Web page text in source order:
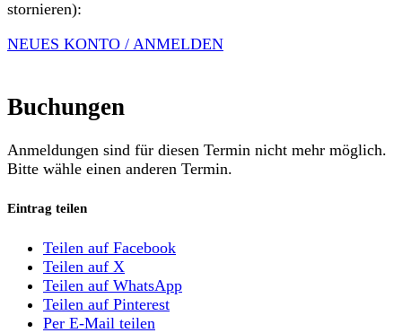
stornieren):
NEUES KONTO / ANMELDEN
Buchungen
Anmeldungen sind für diesen Termin nicht mehr möglich.
Bitte wähle einen anderen Termin.
Eintrag teilen
Teilen auf Facebook
Teilen auf X
Teilen auf WhatsApp
Teilen auf Pinterest
Per E-Mail teilen